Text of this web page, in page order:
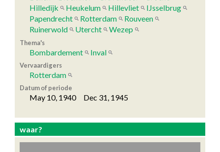
Hilledijk
Heukelum Hillevliet
IJsselbrug
Papendrecht
Rotterdam
Rouveen
Ruinerwold
Utercht Wezep
Thema's
Bombardement Inval
Vervaardigers
Rotterdam
Datum of periode
May 10, 1940 Dec 31, 1945
waar?